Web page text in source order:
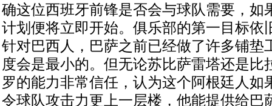
确这位西班牙前锋是否会与球队需要，如
计划便将立即开始。俱乐部的第一目标依
针对巴西人，巴萨之前已经做了许多铺垫
度会是最小的。但无论苏比萨雷塔还是比
罗的能力非常信任，认为这个阿根廷人如
令球队攻击力更上一层楼，他能提供给巴